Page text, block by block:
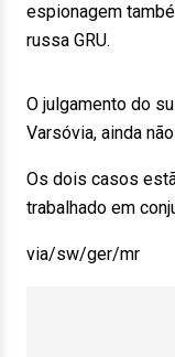
espionagem
russa GRU.
O julgamento do
Varsóvia, ainda
Os dois casos
trabalhado em
via/sw/ger/mr